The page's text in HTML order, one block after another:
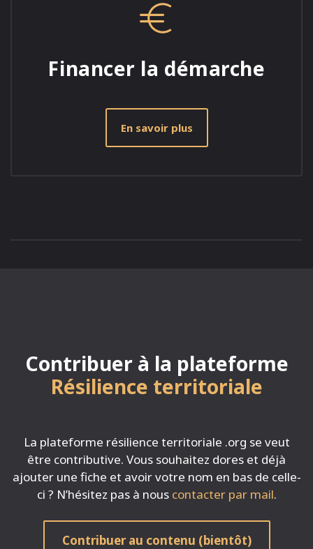
Financer la démarche
En savoir plus
Contribuer à la plateforme
Résilience territoriale
La plateforme résilience territoriale .org se veut
être contributive. Vous souhaitez dores et déjà
ajouter une fiche et avoir votre nom en bas de celle-
ci ? N’hésitez pas à nous contacter par mail.
Contribuer au contenu (bientôt)